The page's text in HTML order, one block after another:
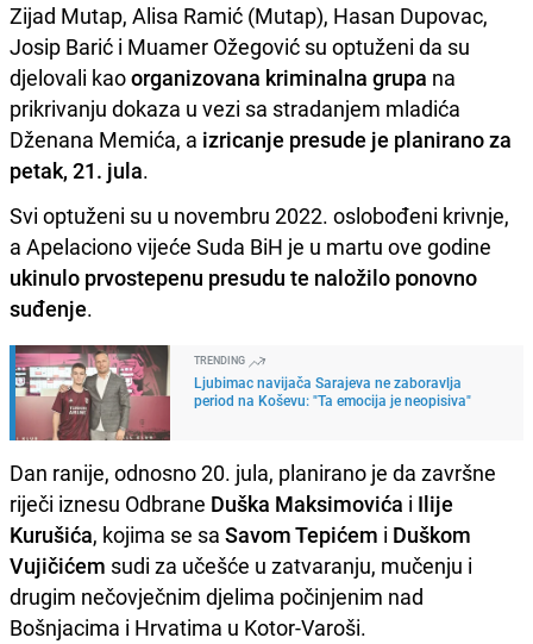
Zijad Mutap, Alisa Ramić (Mutap), Hasan Dupovac,
Josip Barić i Muamer Ožegović su optuženi da su
djelovali kaoorganizovana kriminalna grupa na
prikrivanju dokaza u vezi sa stradanjem mladića
Dženana Memića, a izricanje presude je planirano za
petak, 21. jula.
Svi optuženi su u novembru 2022. oslobođeni krivnje,
a Apelaciono vijeće Suda BiH je u martu ove godine
ukinulo prvostepenu presudu te naložilo ponovno
suđenje.
TRENDING
Ljubimac navijača Sarajeva ne zaboravlja
period na Koševu: "Ta emocija je neopisiva"
Dan ranije, odnosno 20. jula, planirano je da završne
riječi iznesu Odbrane Duška Maksimovića i Ilije
Kurušića, kojima se sa Savom Tepićem i Duškom
Vujičićem sudi za učešće u zatvaranju, mučenju i
drugim nečovječnim djelima počinjenim nad
Bošnjacima i Hrvatima u Kotor-Varoši.